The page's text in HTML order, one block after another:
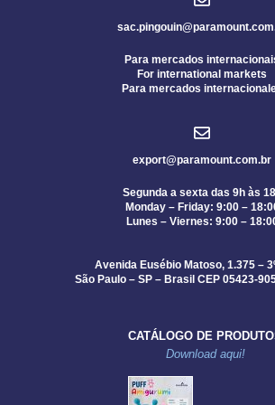
Para mercados
For international markets
Para mercados
export@paramount.com.br
Segunda a sexta das 9h às
Monday – Friday: 9:00 –
Lunes – Viernes: 9:00 –
Avenida Eusébio Matoso, 1.375 –
São Paulo – SP – Brasil CEP 05423-
CATÁLOGO DE
Download aqui!